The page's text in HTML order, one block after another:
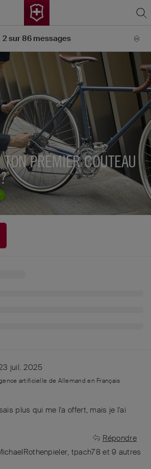
PREMIER COUTEAU
2sur86 messages
juil. 2025
artificielle de Allemand en Français
plus qui me l'a offert, mais je l'ai
Répondre
, tpach78et9 autres